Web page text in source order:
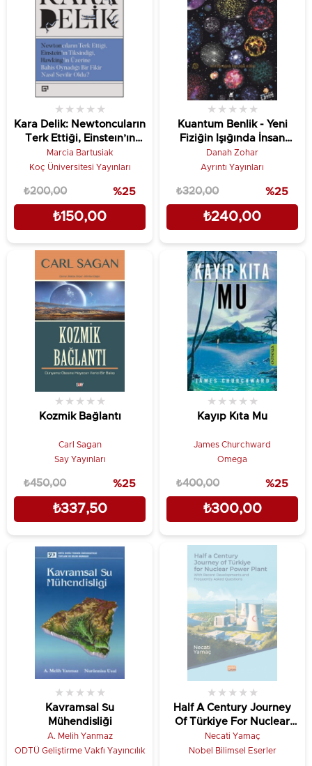
Kara Delik: Newtoncuların
Terk Ettiği, Einsteın’ın
Tiksindiği, Hawking’in
Üzerine Bahis Oynadığı
Oldu?
★ ★ ★ ★ ★
Marcia Bartusiak
Koç Üniversitesi Yayınları
₺150,00
₺200,00 %25
Kuantum Benlik - Yeni
Fiziğin Işığında İnsan
Doğası ve Bilinci (The
Quantum Self - Human
Consciousness Defined)
★ ★ ★ ★ ★
Danah Zohar
Ayrıntı Yayınları
₺240,00
₺320,00 %25
Kozmik Bağlantı
★ ★ ★ ★ ★
Carl Sagan
Say Yayınları
₺337,50
₺450,00 %25
Kayıp Kıta Mu
★ ★ ★ ★ ★
James Churchward
Omega
₺300,00
₺400,00 %25
Kavramsal Su
Mühendisliği
★ ★ ★ ★ ★
A. Melih Yanmaz
ODTÜ Geliştirme Vakfı Yayıncılık
Half A Century Journey
Of Türkiye For Nuclear
Power Plant
★ ★ ★ ★ ★
Necati Yamaç
Nobel Bilimsel Eserler